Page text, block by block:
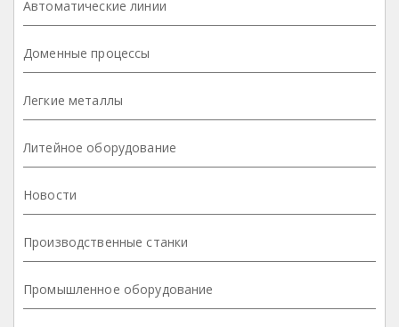
Автоматические линии
Доменные процессы
Легкие металлы
Литейное оборудование
Новости
Производственные станки
Промышленное оборудование